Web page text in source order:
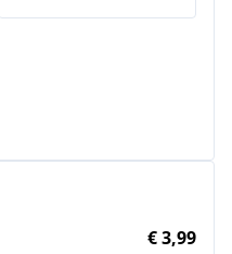
€ 3,99